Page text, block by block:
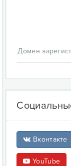
рубрика
коде,
пользы,
Домен
Вконтакте
YouTube